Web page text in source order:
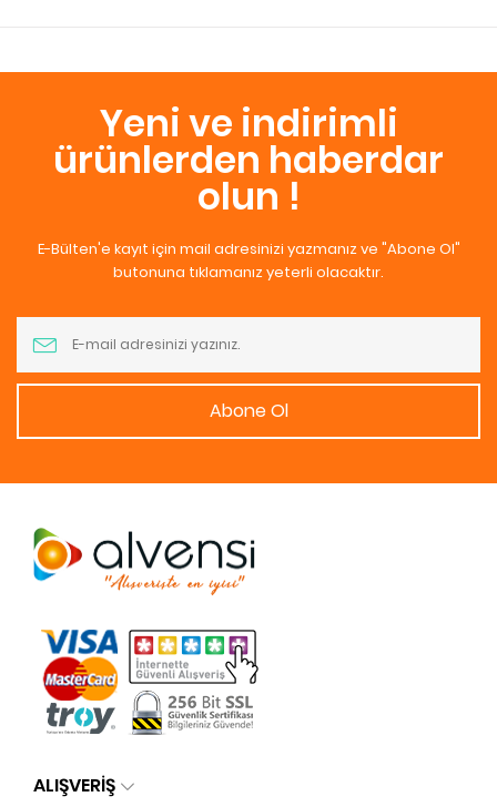
Yeni ve indirimli
ürünlerden haberdar
olun !
E-Bülten'e kayıt için mail adresinizi yazmanız ve "Abone Ol"
butonuna tıklamanız yeterli olacaktır.
Abone Ol
ALIŞVERİŞ